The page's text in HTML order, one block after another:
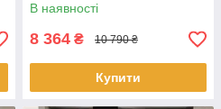
В наявності
8 364 ₴ 10 790 ₴
Купити